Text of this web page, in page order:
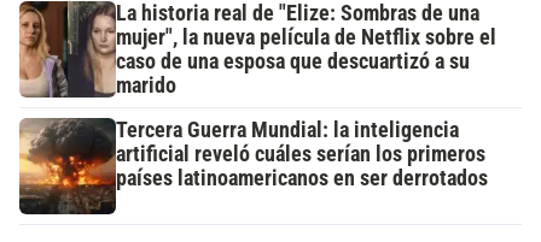
La historia real de "Elize: Sombras de una
mujer", la nueva película de Netflix sobre el
caso de una esposa que descuartizó a su
marido
Tercera Guerra Mundial: la inteligencia
artificial reveló cuáles serían los primeros
países latinoamericanos en ser derrotados